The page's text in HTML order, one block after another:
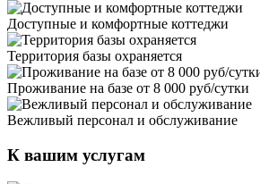
Доступные и комфортные коттеджи
Территория базы охраняется
Проживание на базе от 8 000 руб/сутки
Вежливый персонал и обслуживание
К вашим услугам